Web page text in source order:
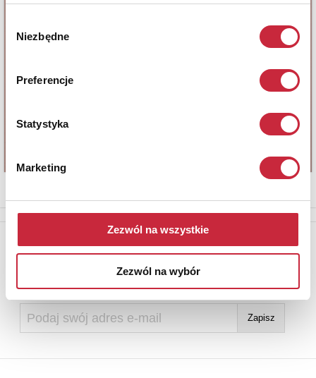
zgody
Niezbędne
Preferencje
Statystyka
Marketing
Zezwól na wszystkie
Zezwól na wybór
Newsletter
adres e-mail